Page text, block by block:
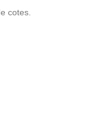
cotes.